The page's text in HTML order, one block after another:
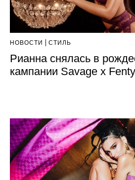
НОВОСТИ СТИЛЬ
Рианна снялась в
кампании Savage x Fenty